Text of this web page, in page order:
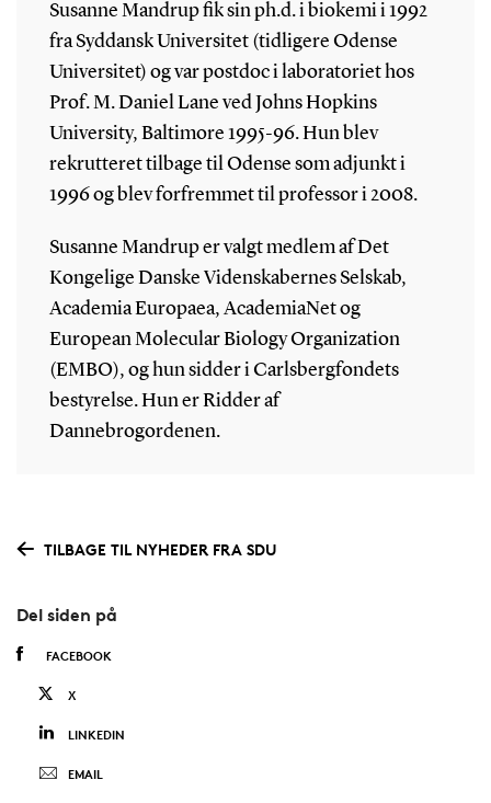
Susanne Mandrup fik sin ph.d. i biokemi i 1992
fra Syddansk Universitet (tidligere Odense
Universitet) og var postdoc i laboratoriet hos
Prof. M. Daniel Lane ved Johns Hopkins
University, Baltimore 1995-96. Hun blev
rekrutteret tilbage til Odense som adjunkt i
1996 og blev forfremmet til professor i 2008.
Susanne Mandrup er valgt medlem af Det
Kongelige Danske Videnskabernes Selskab,
Academia Europaea, AcademiaNet og
European Molecular Biology Organization
(EMBO), og hun sidder i Carlsbergfondets
bestyrelse. Hun er Ridder af
Dannebrogordenen.
TILBAGE TIL NYHEDER FRA SDU
Del siden på
FACEBOOK
X
LINKEDIN
EMAIL